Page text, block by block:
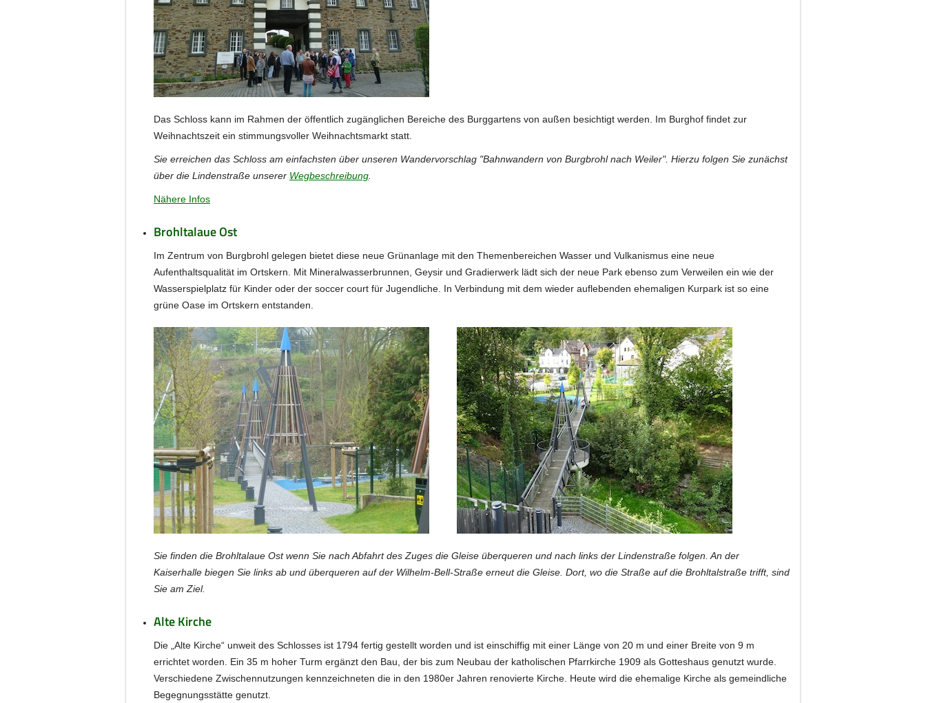
Das Schloss kann im Rahmen der öffentlich zugänglichen Bereiche des Burggartens von außen besichtigt werden. Im Burghof findet zur
Weihnachtszeit ein stimmungsvoller Weihnachtsmarkt statt.
Sie erreichen das Schloss am einfachsten über unseren Wandervorschlag "Bahnwandern von Burgbrohl nach Weiler". Hierzu folgen Sie zunächst
über die Lindenstraße unserer Wegbeschreibung
Nähere Infos
Brohltalaue Ost
Im Zentrum von Burgbrohl gelegen bietet diese neue Grünanlage mit den Themenbereichen Wasser und Vulkanismus eine neue
Aufenthaltsqualität im Ortskern. Mit Mineralwasserbrunnen, Geysir und Gradierwerk lädt sich der neue Park ebenso zum Verweilen ein wie der
Wasserspielplatz für Kinder oder der soccer court für Jugendliche. In Verbindung mit dem wieder auflebenden ehemaligen Kurpark ist so eine
grüne Oase im Ortskern entstanden.
Sie finden die Brohltalaue Ost wenn Sie nach Abfahrt des Zuges die Gleise überqueren und nach links der Lindenstraße folgen. An der
Kaiserhalle biegen Sie links ab und überqueren auf der Wilhelm-Bell-Straße erneut die Gleise. Dort, wo die Straße auf die Brohltalstraße trifft, sind
Sie am Ziel.
Alte Kirche
Die „Alte Kirche“ unweit des Schlosses ist 1794 fertig gestellt worden und ist einschiffig mit einer Länge von 20 m und einer Breite von 9 m
errichtet worden. Ein 35 m hoher Turm ergänzt den Bau, der bis zum Neubau der katholischen Pfarrkirche 1909 als Gotteshaus genutzt wurde.
Verschiedene Zwischennutzungen kennzeichneten die in den 1980er Jahren renovierte Kirche. Heute wird die ehemalige Kirche als gemeindliche
Begegnungsstätte genutzt.